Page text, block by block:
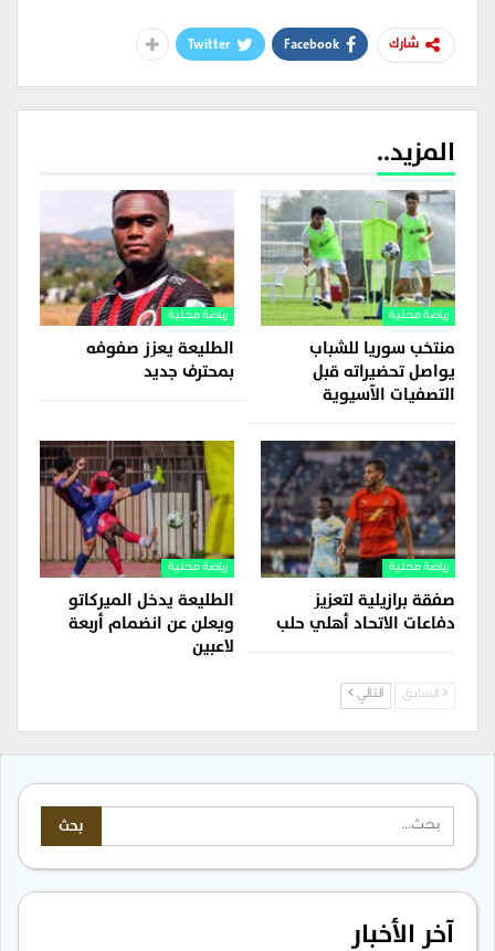
شارك Facebook
Twitter
المزيد..
رياضة محلية
منتخب سوريا للشباب
يواصل تحضيراته قبل
التصفيات الآسيوية
رياضة محلية
الطليعة يعزز صفوفه
بمحترف جديد
رياضة محلية
صفقة برازيلية لتعزيز
دفاعات الاتحاد أهلي حلب
رياضة محلية
الطليعة يدخل الميركاتو
ويعلن عن انضمام أربعة
لاعبين
السابق التالي
آخر الأخبار